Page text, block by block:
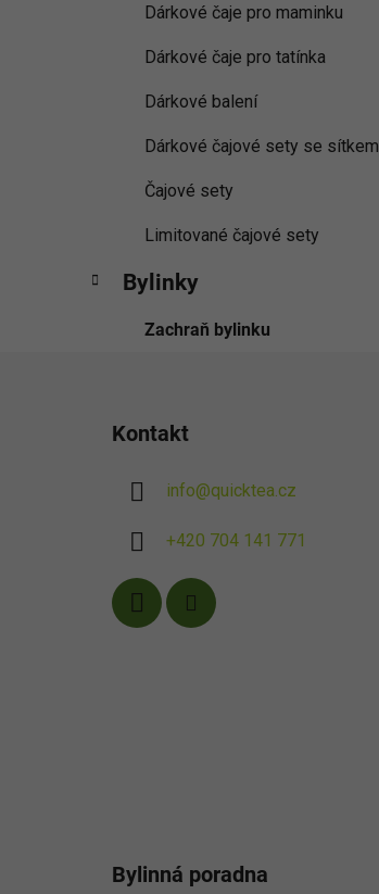
Dárkové čaje pro maminku
Dárkové čaje pro tatínka
Dárkové balení
Dárkové čajové sety se sítkem
Čajové sety
Limitované čajové sety
Bylinky
Zachraň bylinku
Kontakt
info@quicktea.cz
+420 704 141 771
Bylinná poradna